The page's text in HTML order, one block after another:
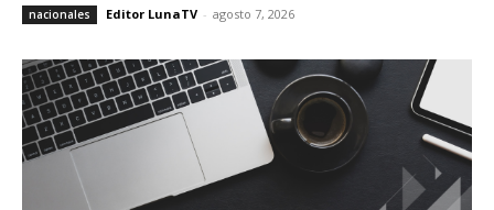
nacionales Editor LunaTV - agosto 7, 2026